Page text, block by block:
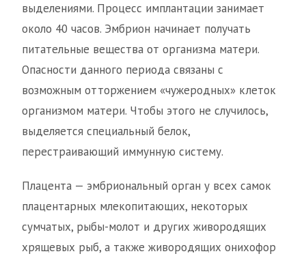
выделениями. Процесс имплантации занимает
около 40 часов. Эмбрион начинает получать
питательные вещества от организма матери.
Опасности данного периода связаны с
возможным отторжением «чужеродных» клеток
организмом матери. Чтобы этого не случилось,
выделяется специальный белок,
перестраивающий иммунную систему.
Плацента — эмбриональный орган у всех самок
плацентарных млекопитающих, некоторых
сумчатых, рыбы-молот и других живородящих
хрящевых рыб, а также живородящих онихофор